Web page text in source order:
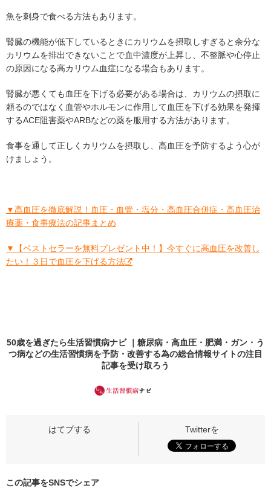
魚を刺身で食べる方法もあります。
腎臓の機能が低下しているときにカリウムを摂取しすぎると余分な
カリウムを排出できないことで血中濃度が上昇し、不整脈や心停止
の原因になる高カリウム血症になる場合もあります。
腎臓が悪くても血圧を下げる必要がある場合は、カリウムの摂取に
頼るのではなく血管やホルモンに作用して血圧を下げる効果を発揮
するACE阻害薬やARBなどの薬を服用する方法があります。
食事を通して正しくカリウムを摂取し、高血圧を予防するよう心が
けましょう。
▼高血圧を徹底解説！血圧・血管・塩分・高血圧合併症・高血圧治
療薬・食事療法の記事まとめ
▼【ベストセラーを無料プレゼント中！】今すぐに高血圧を改善し
たい！３日で血圧を下げる方法
50歳を過ぎたら生活習慣病ナビ ｜糖尿病・高血圧・肥満・ガン・う
つ病などの生活習慣病を予防・改善する為の総合情報サイトの注目
記事を受け取ろう
この記事をSNSでシェア